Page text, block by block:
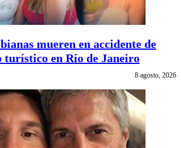
mueren en accidente de
turístico en Río de Janeiro
8 agosto, 2026